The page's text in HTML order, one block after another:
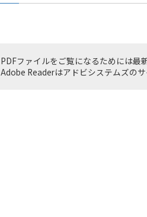
PDFファイルをご覧になるためには最
Adobe Readerはアドビシステムズの